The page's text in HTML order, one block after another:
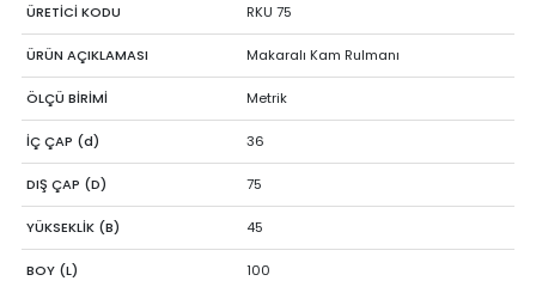
ÜRETİCİ KODU RKU 75
ÜRÜN AÇIKLAMASI Makaralı Kam Rulmanı
ÖLÇÜ BİRİMİ Metrik
İÇ ÇAP (d) 36
DIŞ ÇAP (D) 75
YÜKSEKLİK (B) 45
BOY (L) 100